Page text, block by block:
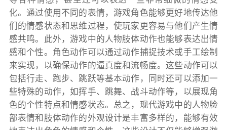
化。通过使用不同的表情，游戏角色能够更好地传达他
们的情感状态和思维过程，使玩家更容易与他们产生情
感共鸣。此外，游戏中的人物肢体动作也能够表达出情
感和个性。角色动作可以通过动作捕捉技术或手工绘制
来实现，以确保动作的逼真度和流畅度。这些动作可以
包括行走、跑步、跳跃等基本动作，同时还可以添加一
些特殊的动作，如挥手、跳舞、战斗动作等，以展现角
色的个性特点和情感状态。总之，现代游戏中的人物脸
部表情和肢体动作的外观设计是丰富多样的，能够有效